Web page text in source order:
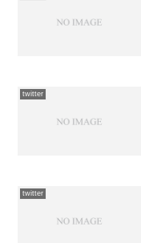
twitter
twitter